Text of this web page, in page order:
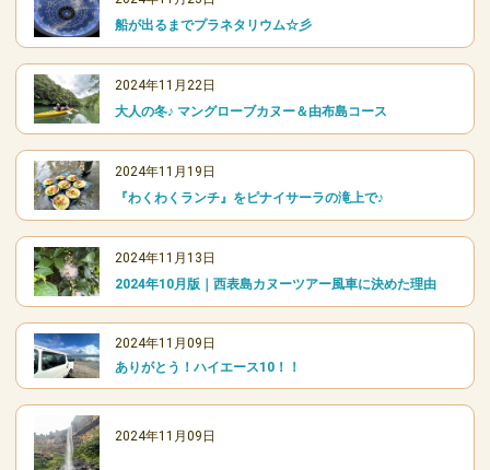
船が出るまでプラネタリウム☆彡
2024年11月22日
大人の冬♪ マングローブカヌー＆由布島コース
2024年11月19日
『わくわくランチ』をピナイサーラの滝上で♪
2024年11月13日
2024年10月版｜西表島カヌーツアー風車に決めた理由
2024年11月09日
ありがとう！ハイエース10！！
2024年11月09日